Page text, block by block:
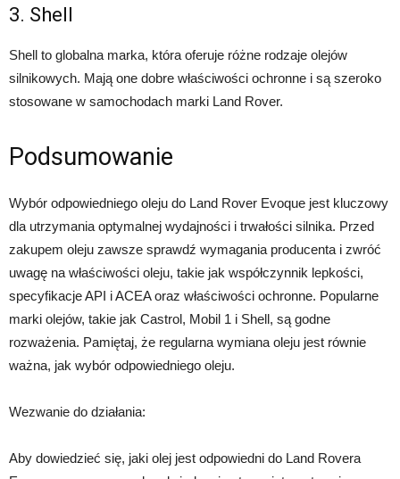
3. Shell
Shell to globalna marka, która oferuje różne rodzaje olejów
silnikowych. Mają one dobre właściwości ochronne i są szeroko
stosowane w samochodach marki Land Rover.
Podsumowanie
Wybór odpowiedniego oleju do Land Rover Evoque jest kluczowy
dla utrzymania optymalnej wydajności i trwałości silnika. Przed
zakupem oleju zawsze sprawdź wymagania producenta i zwróć
uwagę na właściwości oleju, takie jak współczynnik lepkości,
specyfikacje API i ACEA oraz właściwości ochronne. Popularne
marki olejów, takie jak Castrol, Mobil 1 i Shell, są godne
rozważenia. Pamiętaj, że regularna wymiana oleju jest równie
ważna, jak wybór odpowiedniego oleju.
Wezwanie do działania:
Aby dowiedzieć się, jaki olej jest odpowiedni do Land Rovera